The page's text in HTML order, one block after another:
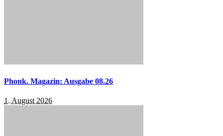
Phonk. Magazin: Ausgabe 08.26
1. August 2026